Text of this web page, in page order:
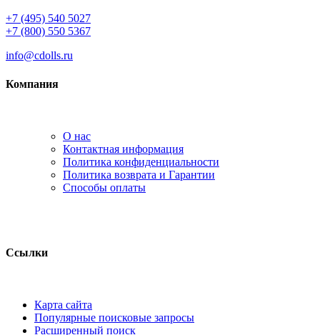
+7 (495) 540 5027
+7 (800) 550 5367
info@cdolls.ru
Компания
О нас
Контактная информация
Политика конфиденциальности
Политика возврата и Гарантии
Способы оплаты
Ссылки
Карта сайта
Популярные поисковые запросы
Расширенный поиск